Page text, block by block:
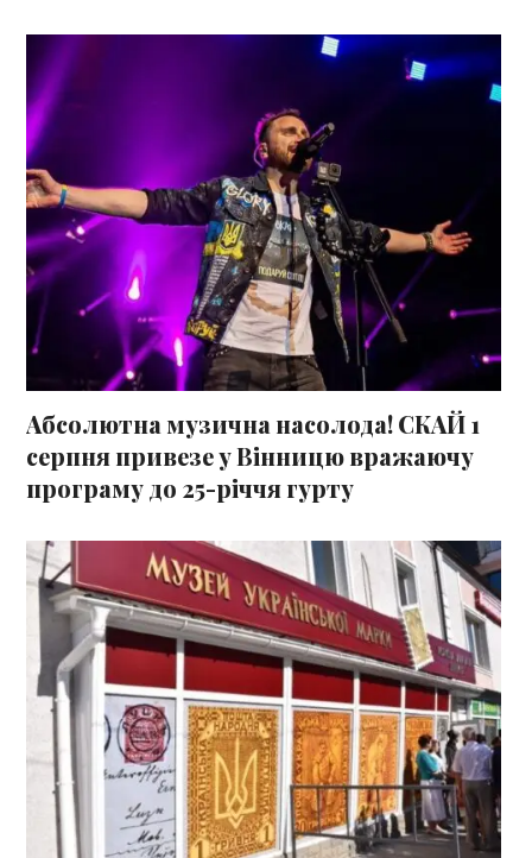
Абсолютна музична насолода! СКАЙ 1
серпня привезе у Вінницю вражаючу
програму до 25-річчя гурту